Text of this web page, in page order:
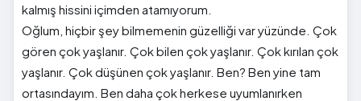
kalmış hissini içimden atamıyorum.
Oğlum, hiçbir şey bilmemenin güzelliği var yüzünde. Çok
gören çok yaşlanır. Çok bilen çok yaşlanır. Çok kırılan çok
yaşlanır. Çok düşünen çok yaşlanır. Ben? Ben yine tam
ortasındayım. Ben daha çok herkese uyumlanırken